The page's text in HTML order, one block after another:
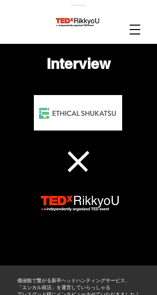
​Interview
価値観で繋がる新卒ヘッドハンティングサービス、
「エシカル就活」を運営していらっしゃる